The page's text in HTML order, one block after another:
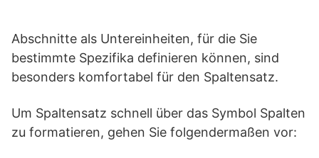
Abschnitte als Untereinheiten, für die Sie
bestimmte Spezifika definieren können, sind
besonders komfortabel für den Spaltensatz.
Um Spaltensatz schnell über das Symbol Spalten
zu formatieren, gehen Sie folgendermaßen vor: